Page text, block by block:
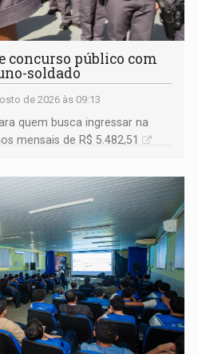
concurso público com
soldado
de 2026 às 09:13
quem busca ingressar na
mensais de R$ 5.482,51